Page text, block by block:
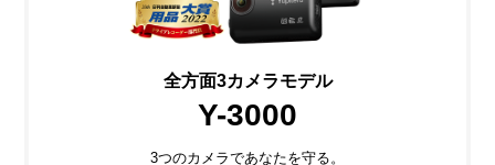
全方面3カメラモデル
Y-3000
3つのカメラであなたを守る。